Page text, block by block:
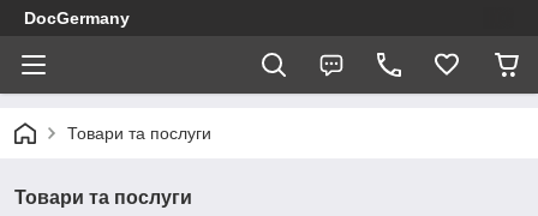
DocGermany
Товари та послуги
Товари та послуги